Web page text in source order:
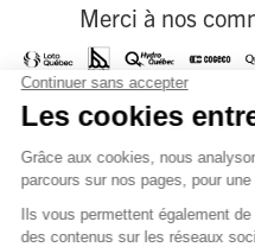
Merci à nos
À nos